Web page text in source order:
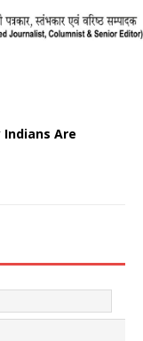
Indians Are